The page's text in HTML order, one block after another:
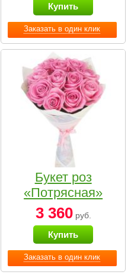
Заказать в один клик
Купить
Заказать в один клик
Букет роз
«Потрясная»
3 360руб.
Купить